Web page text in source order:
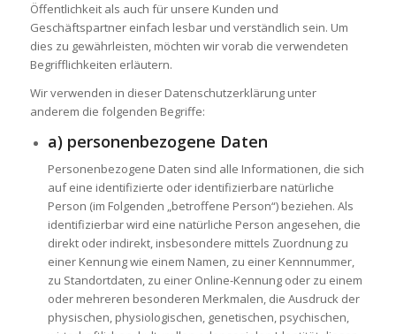
Öffentlichkeit als auch für unsere Kunden und
Geschäftspartner einfach lesbar und verständlich sein. Um
dies zu gewährleisten, möchten wir vorab die verwendeten
Begrifflichkeiten erläutern.
Wir verwenden in dieser Datenschutzerklärung unter
anderem die folgenden Begriffe:
a) personenbezogene Daten
Personenbezogene Daten sind alle Informationen, die sich
auf eine identifizierte oder identifizierbare natürliche
Person (im Folgenden „betroffene Person“) beziehen. Als
identifizierbar wird eine natürliche Person angesehen, die
direkt oder indirekt, insbesondere mittels Zuordnung zu
einer Kennung wie einem Namen, zu einer Kennnummer,
zu Standortdaten, zu einer Online-Kennung oder zu einem
oder mehreren besonderen Merkmalen, die Ausdruck der
physischen, physiologischen, genetischen, psychischen,